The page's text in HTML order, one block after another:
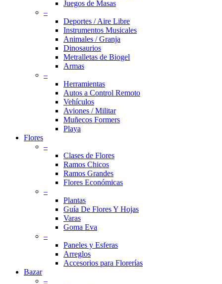
Juegos de Masas
–
Deportes / Aire Libre
Instrumentos Musicales
Animales / Granja
Dinosaurios
Metralletas de Biogel
Armas
–
Herramientas
Autos a Control Remoto
Vehículos
Aviones / Militar
Muñecos Formers
Playa
Flores
–
Clases de Flores
Ramos Chicos
Ramos Grandes
Flores Económicas
–
Plantas
Guía De Flores Y Hojas
Varas
Goma Eva
–
Paneles y Esferas
Arreglos
Accesorios para Florerías
Bazar
–